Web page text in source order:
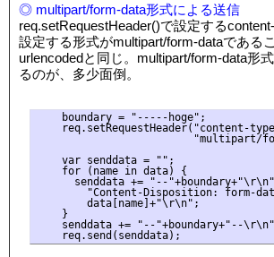
◎ multipart/form-data形式による送信
req.setRequestHeader()で設定する
設定する形式がmultipart/form-dataである
urlencodedと同じ。multipart/form-data形
るのが、多少面倒。
    boundary = "-----hoge";
req.setRequestHeader("content-
"multipart/
    var senddata = "";
    for (name in data) {
senddata += "--
"Content-Disposition: form-
        data[name]+"\r\n";
    }
senddata += "--"+boundary+"--